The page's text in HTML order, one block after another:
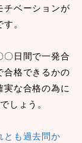
チベーションが
。
〇日間で一発合
合格できるかの
実な合格の為に
しょう。
とも過去問か